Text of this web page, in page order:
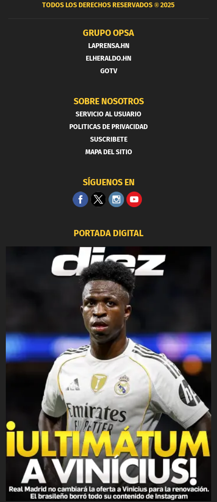
TODOS LOS DERECHOS RESERVADOS ®2025
GRUPO OPSA
LAPRENSA.HN
ELHERALDO.HN
GOTV
SOBRE NOSOTROS
SERVICIO AL USUARIO
POLITICAS DE PRIVACIDAD
SUSCRIBETE
MAPA DEL SITIO
SÍGUENOS EN
PORTADA DIGITAL